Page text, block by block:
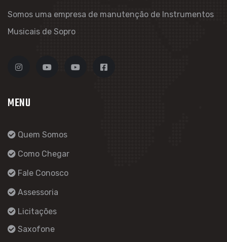
Somos uma empresa de manutenção de Instrumentos
Musicais de Sopro
MENU
Quem Somos
Como Chegar
Fale Conosco
Assessoria
Licitações
Saxofone